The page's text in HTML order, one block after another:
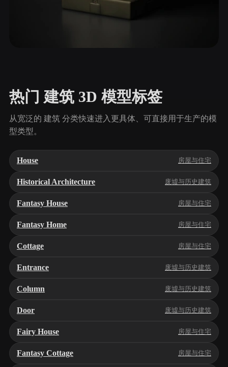
热门 建筑 3D 模型标签
从宽泛的 建筑 分类快速进入更具体、可直接用于生产的模
型类型。
House 房屋与住宅
Historical Architecture 废墟与历史建筑
Fantasy House 房屋与住宅
Fantasy Home 房屋与住宅
Cottage 房屋与住宅
Entrance 废墟与历史建筑
Column 废墟与历史建筑
Door 废墟与历史建筑
Fairy House 房屋与住宅
Fantasy Cottage 房屋与住宅